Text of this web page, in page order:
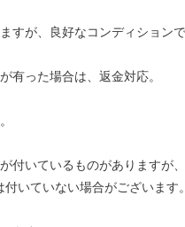
すが、良好なコンディションで
有った場合は、返金対応。
付いているものがありますが
いていない場合がございます。